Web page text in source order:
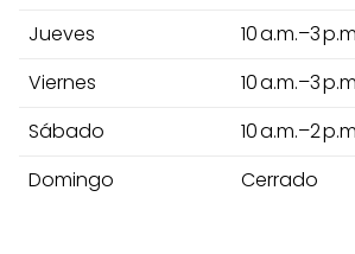
Jueves
10 a.m.–3
Viernes
10 a.m.–3
Sábado
10 a.m.–2
Domingo
Cerrado